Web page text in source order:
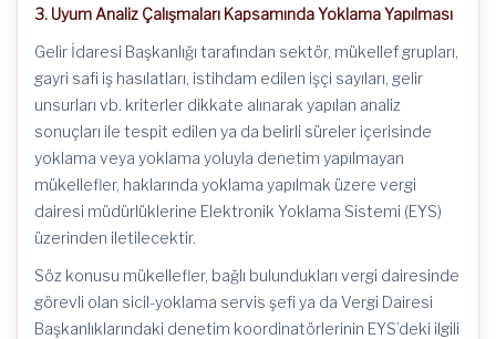
3. Uyum Analiz Çalışmaları Kapsamında Yoklama Yapılması
Gelir İdaresi Başkanlığı tarafından sektör, mükellef grupları,
gayri safi iş hasılatları, istihdam edilen işçi sayıları, gelir
unsurları vb. kriterler dikkate alınarak yapılan analiz
sonuçları ile tespit edilen ya da belirli süreler içerisinde
yoklama veya yoklama yoluyla denetim yapılmayan
mükellefler, haklarında yoklama yapılmak üzere vergi
dairesi müdürlüklerine Elektronik Yoklama Sistemi (EYS)
üzerinden iletilecektir.
Söz konusu mükellefler, bağlı bulundukları vergi dairesinde
görevli olan sicil-yoklama servis şefi ya da Vergi Dairesi
Başkanlıklarındaki denetim koordinatörlerinin EYS’deki ilgili